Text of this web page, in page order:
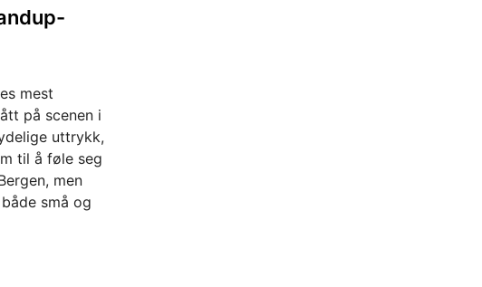
mest
på scenen i
uttrykk,
til å føle seg
men
små og